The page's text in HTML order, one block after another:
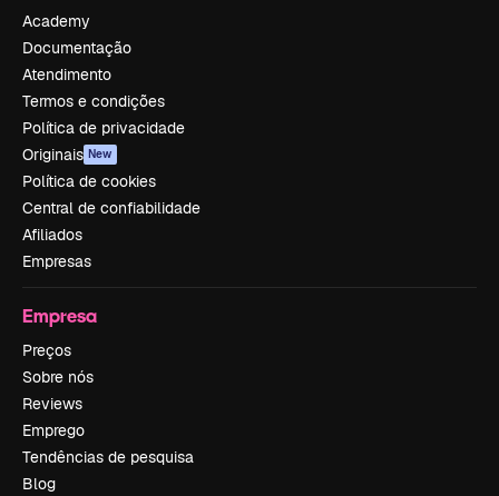
Academy
Documentação
Atendimento
Termos e condições
Política de privacidade
Originais New
Política de cookies
Central de confiabilidade
Afiliados
Empresas
Empresa
Preços
Sobre nós
Reviews
Emprego
Tendências de pesquisa
Blog